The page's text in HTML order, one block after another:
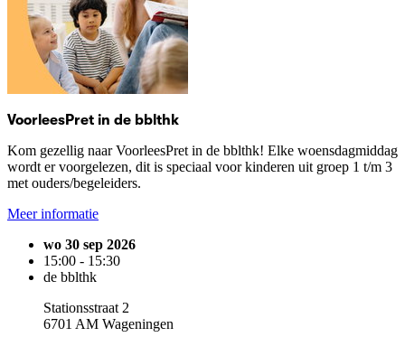
VoorleesPret in de bblthk
Kom gezellig naar VoorleesPret in de bblthk! Elke woensdagmiddag
wordt er voorgelezen, dit is speciaal voor kinderen uit groep 1 t/m 3
met ouders/begeleiders.
Meer informatie
wo 30 sep 2026
15:00 - 15:30
de bblthk
Stationsstraat 2
6701 AM Wageningen